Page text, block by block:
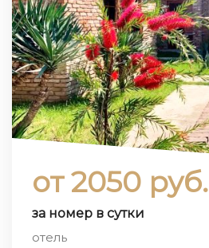
от 2050 руб.
за номер в сутки
отель